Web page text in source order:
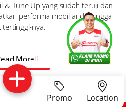
Location About Us
Article
Promo Location
& Tune Up yang sudah teruji dan
performa mobil anda hingga
tertinggi-nya.
More